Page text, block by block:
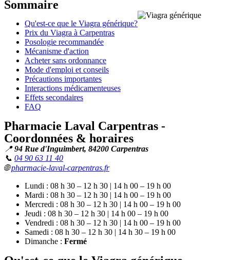
Sommaire
Qu'est-ce que le Viagra générique?
Prix du Viagra à Carpentras
Posologie recommandée
Mécanisme d'action
Acheter sans ordonnance
Mode d'emploi et conseils
Précautions importantes
Interactions médicamenteuses
Effets secondaires
FAQ
Pharmacie Laval Carpentras -
Coordonnées & horaires
📍94 Rue d'Inguimbert, 84200 Carpentras
📞 04 90 63 11 40
🌐pharmacie-laval-carpentras.fr
Lundi : 08 h 30 – 12 h 30 | 14 h 00 – 19 h 00
Mardi : 08 h 30 – 12 h 30 | 14 h 00 – 19 h 00
Mercredi : 08 h 30 – 12 h 30 | 14 h 00 – 19 h 00
Jeudi : 08 h 30 – 12 h 30 | 14 h 00 – 19 h 00
Vendredi : 08 h 30 – 12 h 30 | 14 h 00 – 19 h 00
Samedi : 08 h 30 – 12 h 30 | 14 h 30 – 19 h 00
Dimanche : Fermé